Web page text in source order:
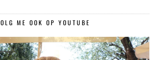
ME OOK OP YOUTUBE